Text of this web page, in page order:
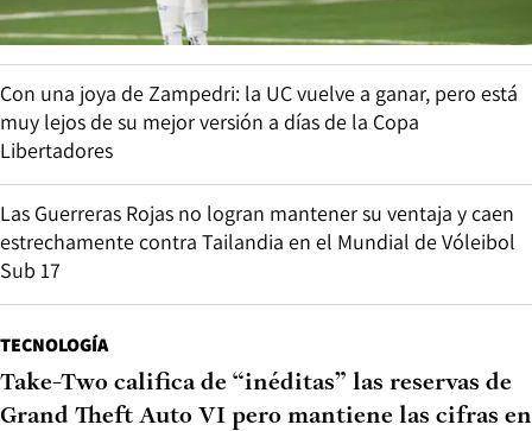
Con una joya de Zampedri: la UC vuelve a ganar, pero está
muy lejos de su mejor versión a días de la Copa
Libertadores
Las Guerreras Rojas no logran mantener su ventaja y caen
estrechamente contra Tailandia en el Mundial de Vóleibol
Sub 17
TECNOLOGÍA
Take-Two califica de “inéditas” las reservas de
Grand Theft Auto VI pero mantiene las cifras en